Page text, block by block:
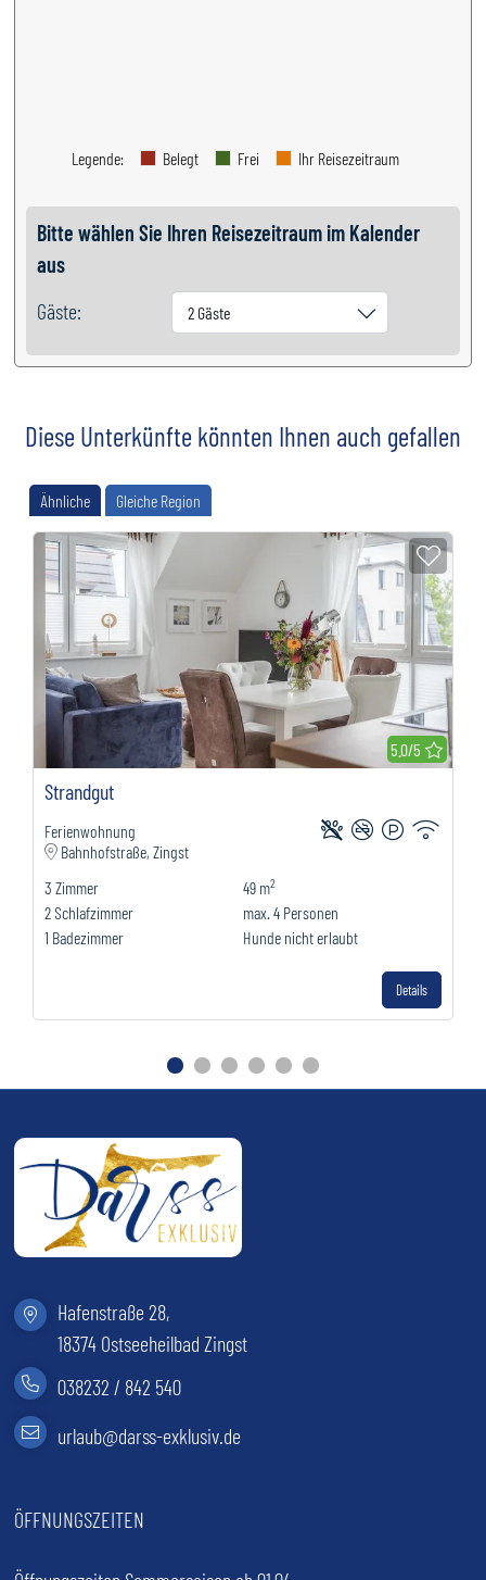
Legende: Belegt Frei Ihr Reisezeitraum
Bitte wählen Sie Ihren Reisezeitraum im Kalender
aus
Gäste:
2 Gäste
Diese Unterkünfte könnten Ihnen auch gefallen
Ähnliche Gleiche Region
5.0/5
Zur
Strandgut
Ferienwohnung
Bahnhofstraße, Zingst
3 Zimmer
2 Schlafzimmer
1 Badezimmer
49 m2
max. 4 Personen
Hunde nicht erlaubt
Details
Gehe zu Slide 1
Gehe zu Slide 2
Gehe zu Slide 3
Gehe zu Slide 4
Gehe zu Slide 5
Gehe zu Slide 6
Hafenstraße 28,
18374 Ostseeheilbad Zingst
038232 / 842 540
urlaub@darss-exklusiv.de
ÖFFNUNGSZEITEN